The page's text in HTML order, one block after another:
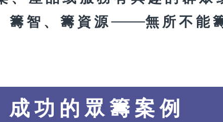
籌智、籌資源
無所不能
成功的眾籌案例